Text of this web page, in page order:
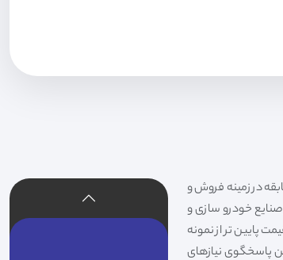
خودروهای سواری،سنگین،راهسازی و دستگاه های صنعتی و فیلتر های خاص با 20 سال سابقه در زمینه فروش و
صنایع خودرو سازی و
پایین تر از نمونه
پاسخگوی نیازهای